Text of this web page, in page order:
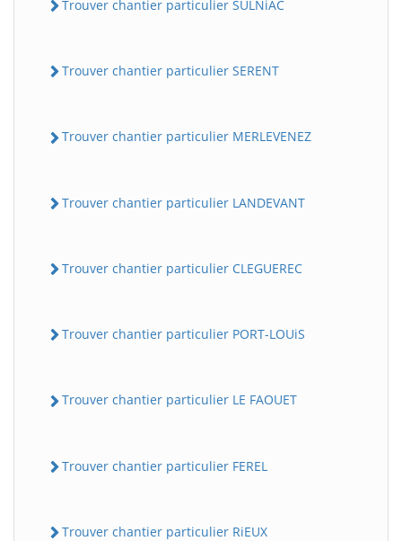
Trouver chantier particulier SULNiAC
Trouver chantier particulier SERENT
Trouver chantier particulier MERLEVENEZ
Trouver chantier particulier LANDEVANT
Trouver chantier particulier CLEGUEREC
Trouver chantier particulier PORT-LOUiS
Trouver chantier particulier LE FAOUET
Trouver chantier particulier FEREL
Trouver chantier particulier RiEUX